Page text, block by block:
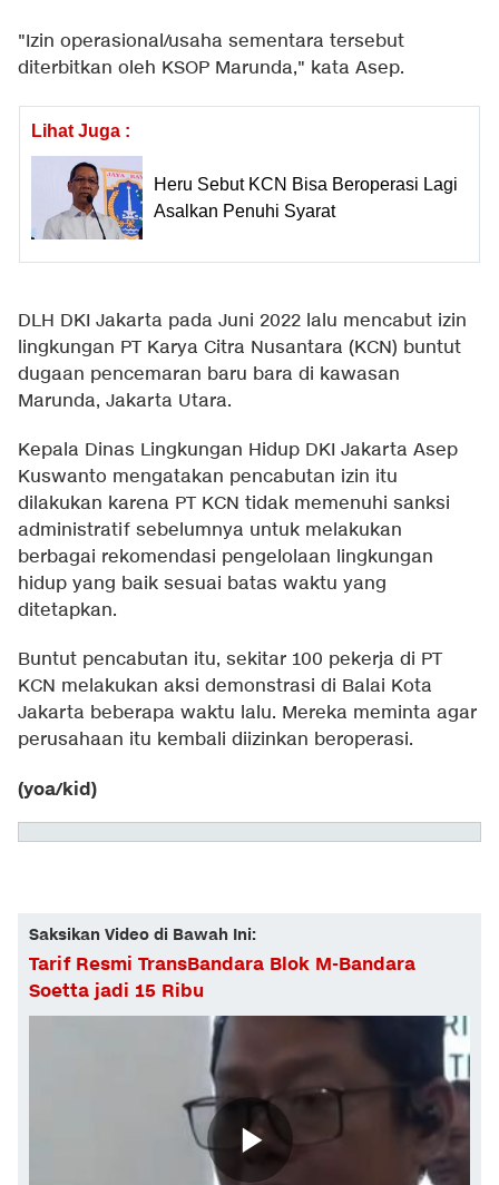
"Izin operasional/usaha sementara tersebut
diterbitkan oleh KSOP Marunda," kata Asep.
Lihat Juga :
Heru Sebut KCN Bisa Beroperasi Lagi
Asalkan Penuhi Syarat
DLH DKI Jakarta pada Juni 2022 lalu mencabut izin
lingkungan PT Karya Citra Nusantara (KCN) buntut
dugaan pencemaran baru bara di kawasan
Marunda, Jakarta Utara.
Kepala Dinas Lingkungan Hidup DKI Jakarta Asep
Kuswanto mengatakan pencabutan izin itu
dilakukan karena PT KCN tidak memenuhi sanksi
administratif sebelumnya untuk melakukan
berbagai rekomendasi pengelolaan lingkungan
hidup yang baik sesuai batas waktu yang
ditetapkan.
Buntut pencabutan itu, sekitar 100 pekerja di PT
KCN melakukan aksi demonstrasi di Balai Kota
Jakarta beberapa waktu lalu. Mereka meminta agar
perusahaan itu kembali diizinkan beroperasi.
(yoa/kid)
Saksikan Video di Bawah Ini:
Tarif Resmi TransBandara Blok M-Bandara
Soetta jadi 15 Ribu